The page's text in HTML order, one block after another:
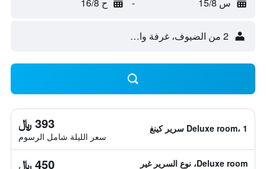
2 من الضيوف، غرفة واحدة
Deluxe room، 1 سرير كينغ 393 ﷼
سعر الليلة شامل الرسوم
Deluxe room، نوع السرير غير
450 ﷼